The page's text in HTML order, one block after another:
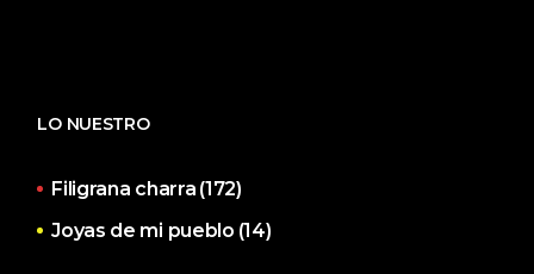
LO NUESTRO
Filigrana charra (172)
Joyas de mi pueblo (14)